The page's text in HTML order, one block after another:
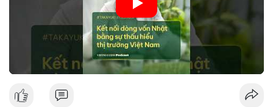
nhập khẩu từ Nhật Bản. Bài cũng nhấn mạnh vai trò của thông
tin thị trường chính xác trong việc giảm rủi ro khi kết nối các
thị trường khác nhau.
🎥 Xem video trực tiếp tại: